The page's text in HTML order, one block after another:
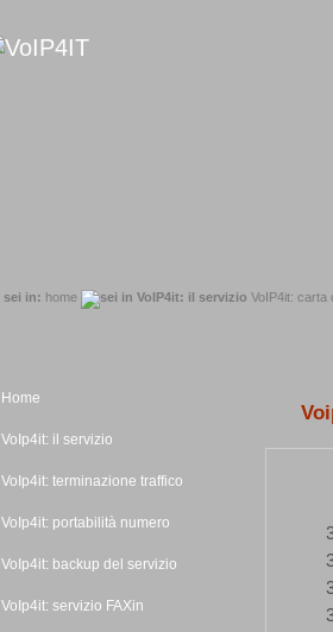
sei in: home VoIP4it: carta
Home
VoIp4it: il servizio
VoIp4it: terminazione traffico
VoIp4it: portabilità numero
VoIp4it: backup del servizio
VoIp4it: servizio FAXin